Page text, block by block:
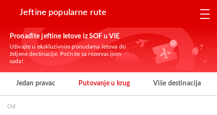
Jeftine popularne rute
Pronađite jeftine letove iz SOF u VIE
Uživajte u ekskluzivnim ponudama letova do
željene destinacije. Počnite sa rezervacijom
sada!
Jedan pravac Putovanje u krug Više destinacija
Od